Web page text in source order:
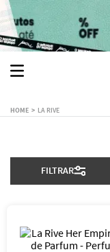
LA RIVE
FILTRAR